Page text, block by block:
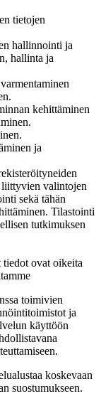
tietojen
hallinnointi ja
hallinta ja
kehittäminen
ja
valintojen
sekä tähän
Tilastointi
tutkimuksen
tiedot ovat oikeita
toimivien
ja
käyttöön
koskevaan
suostumukseen.